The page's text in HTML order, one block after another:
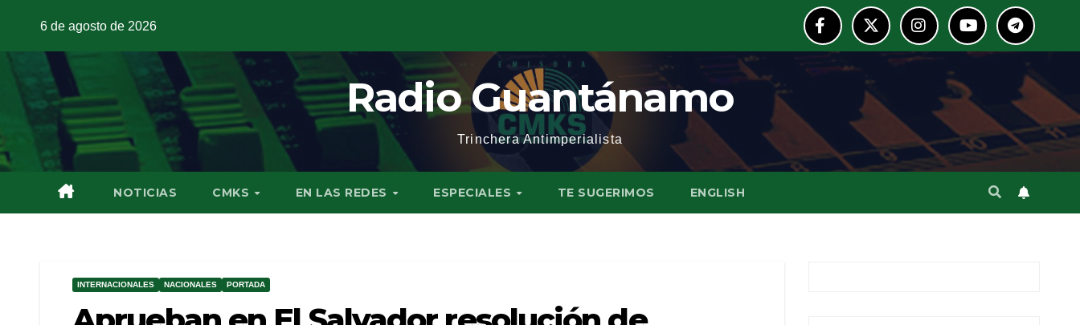
6 de agosto de 2026
Radio Guantánamo
Trinchera Antimperialista
NOTICIAS CMKS EN LAS REDES ESPECIALES TE SUGERIMOS ENGLISH
INTERNACIONALES NACIONALES PORTADA